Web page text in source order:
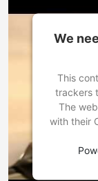
We
This
trackers
The
with their